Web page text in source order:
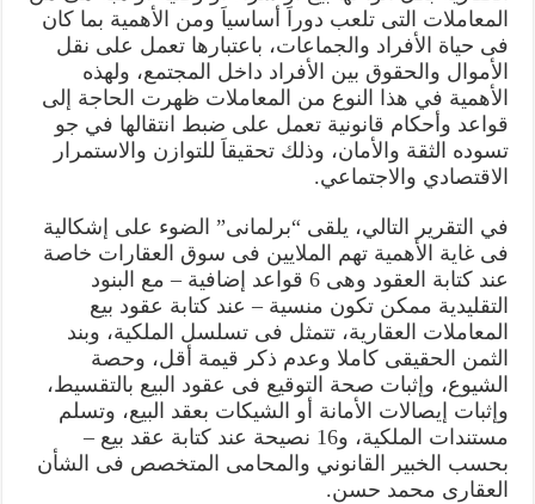
المعاملات التى تلعب دوراَ أساسياَ ومن الأهمية بما كان
فى حياة الأفراد والجماعات، باعتبارها تعمل على نقل
الأموال والحقوق بين الأفراد داخل المجتمع، ولهذه
الأهمية في هذا النوع من المعاملات ظهرت الحاجة إلى
قواعد وأحكام قانونية تعمل على ضبط انتقالها في جو
تسوده الثقة والأمان، وذلك تحقيقاَ للتوازن والاستمرار
الاقتصادي والاجتماعي.
في التقرير التالي، يلقى “برلمانى” الضوء على إشكالية
فى غاية الأهمية تهم الملايين فى سوق العقارات خاصة
عند كتابة العقود وهى 6 قواعد إضافية – مع البنود
التقليدية ممكن تكون منسية – عند كتابة عقود بيع
المعاملات العقارية، تتمثل فى تسلسل الملكية، وبند
الثمن الحقيقى كاملا وعدم ذكر قيمة أقل، وحصة
الشيوع، وإثبات صحة التوقيع فى عقود البيع بالتقسيط،
وإثبات إيصالات الأمانة أو الشيكات بعقد البيع، وتسلم
مستندات الملكية، و16 نصيحة عند كتابة عقد بيع –
بحسب الخبير القانوني والمحامى المتخصص فى الشأن
العقارى محمد حسن.